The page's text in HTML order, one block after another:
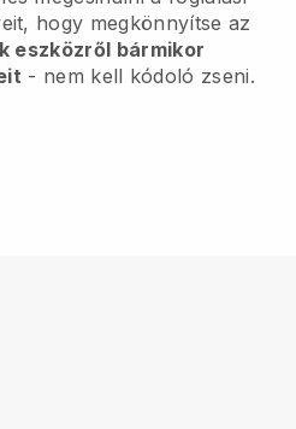
hogy megkönnyítse az
eszközről bármikor
- nem kell kódoló zseni.